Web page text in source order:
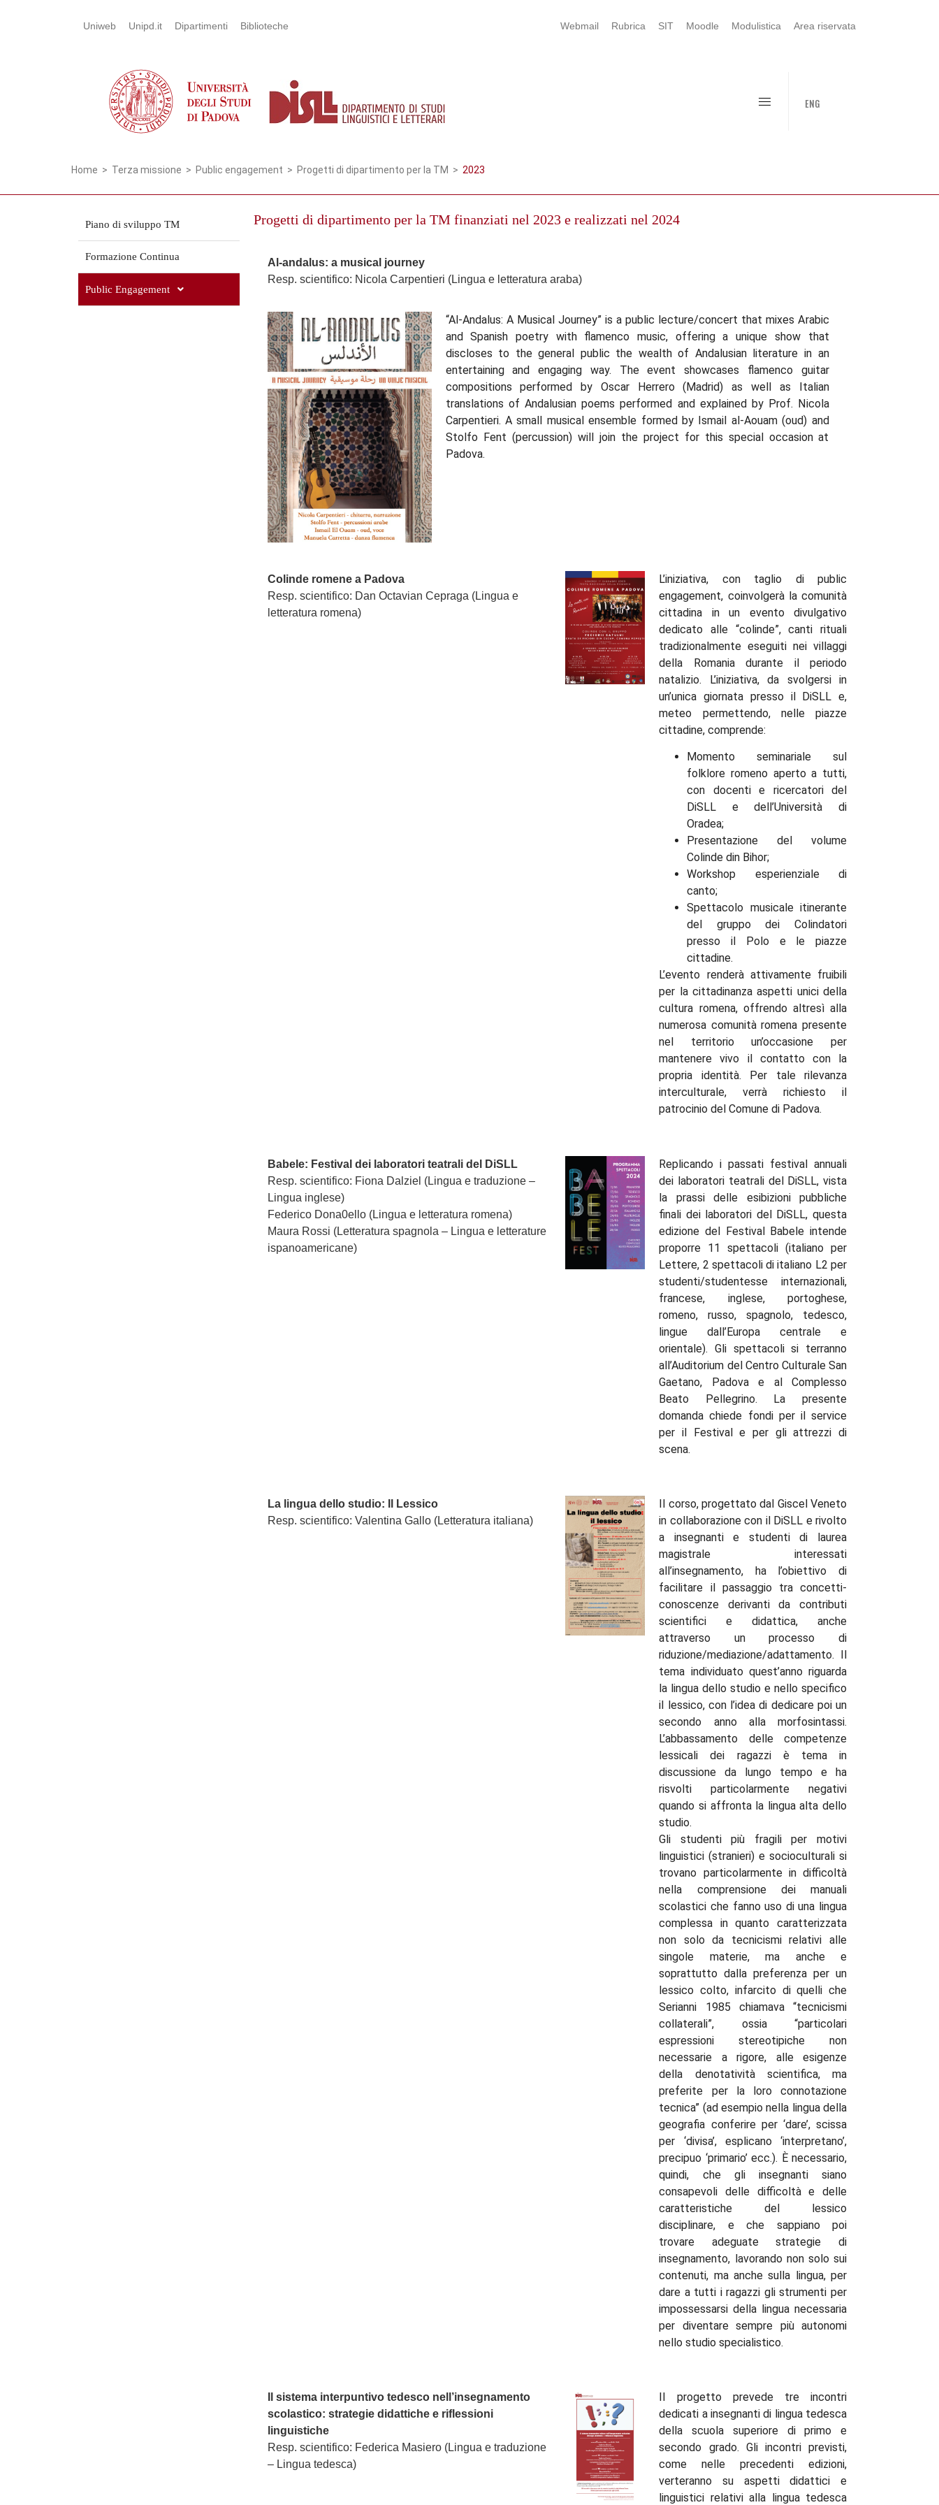
Uniweb Unipd.it Dipartimenti Biblioteche Webmail Rubrica SIT Moodle Modulistica Area riservata
ENG
Home > Terza missione > Public engagement > Progetti di dipartimento per la TM > 2023
Piano di sviluppo TM
Formazione Continua
Public Engagement
Progetti di dipartimento per la TM finanziati nel 2023 e realizzati nel 2024
Al-andalus: a musical journey
Resp. scientifico: Nicola Carpentieri (Lingua e letteratura araba)
“Al-Andalus: A Musical Journey” is a public lecture/concert that mixes Arabic
and Spanish poetry with flamenco music, offering a unique show that
discloses to the general public the wealth of Andalusian literature in an
entertaining and engaging way. The event showcases flamenco guitar
compositions performed by Oscar Herrero (Madrid) as well as Italian
translations of Andalusian poems performed and explained by Prof. Nicola
Carpentieri. A small musical ensemble formed by Ismail al-Aouam (oud) and
Stolfo Fent (percussion) will join the project for this special occasion at
Padova.
Colinde romene a Padova
Resp. scientifico: Dan Octavian Cepraga (Lingua e
letteratura romena)
L’iniziativa, con taglio di public
engagement, coinvolgerà la comunità
cittadina in un evento divulgativo
dedicato alle “colinde”, canti rituali
tradizionalmente eseguiti nei villaggi
della Romania durante il periodo
natalizio. L’iniziativa, da svolgersi in
un’unica giornata presso il DiSLL e,
meteo permettendo, nelle piazze
cittadine, comprende:
Momento seminariale sul
folklore romeno aperto a tutti,
con docenti e ricercatori del
DiSLL e dell’Università di
Oradea;
Presentazione del volume
Colinde din Bihor;
Workshop esperienziale di
canto;
Spettacolo musicale itinerante
del gruppo dei Colindatori
presso il Polo e le piazze
cittadine.
L’evento renderà attivamente fruibili
per la cittadinanza aspetti unici della
cultura romena, offrendo altresì alla
numerosa comunità romena presente
nel territorio un’occasione per
mantenere vivo il contatto con la
propria identità. Per tale rilevanza
interculturale, verrà richiesto il
patrocinio del Comune di Padova.
Babele: Festival dei laboratori teatrali del DiSLL
Resp. scientifico: Fiona Dalziel (Lingua e traduzione –
Lingua inglese)
Federico Dona0ello (Lingua e letteratura romena)
Maura Rossi (Letteratura spagnola – Lingua e letterature
ispanoamericane)
Replicando i passati festival annuali
dei laboratori teatrali del DiSLL, vista
la prassi delle esibizioni pubbliche
finali dei laboratori del DiSLL, questa
edizione del Festival Babele intende
proporre 11 spettacoli (italiano per
Lettere, 2 spettacoli di italiano L2 per
studenti/studentesse internazionali,
francese, inglese, portoghese,
romeno, russo, spagnolo, tedesco,
lingue dall’Europa centrale e
orientale). Gli spettacoli si terranno
all’Auditorium del Centro Culturale San
Gaetano, Padova e al Complesso
Beato Pellegrino. La presente
domanda chiede fondi per il service
per il Festival e per gli attrezzi di
scena.
La lingua dello studio: Il Lessico
Resp. scientifico: Valentina Gallo (Letteratura italiana)
Il corso, progettato dal Giscel Veneto
in collaborazione con il DiSLL e rivolto
a insegnanti e studenti di laurea
magistrale interessati
all’insegnamento, ha l’obiettivo di
facilitare il passaggio tra concetti-
conoscenze derivanti da contributi
scientifici e didattica, anche
attraverso un processo di
riduzione/mediazione/adattamento. Il
tema individuato quest’anno riguarda
la lingua dello studio e nello specifico
il lessico, con l’idea di dedicare poi un
secondo anno alla morfosintassi.
L’abbassamento delle competenze
lessicali dei ragazzi è tema in
discussione da lungo tempo e ha
risvolti particolarmente negativi
quando si affronta la lingua alta dello
studio.
Gli studenti più fragili per motivi
linguistici (stranieri) e socioculturali si
trovano particolarmente in difficoltà
nella comprensione dei manuali
scolastici che fanno uso di una lingua
complessa in quanto caratterizzata
non solo da tecnicismi relativi alle
singole materie, ma anche e
soprattutto dalla preferenza per un
lessico colto, infarcito di quelli che
Serianni 1985 chiamava “tecnicismi
collaterali”, ossia “particolari
espressioni stereotipiche non
necessarie a rigore, alle esigenze
della denotatività scientifica, ma
preferite per la loro connotazione
tecnica” (ad esempio nella lingua della
geografia conferire per ‘dare’, scissa
per ‘divisa’, esplicano ‘interpretano’,
precipuo ‘primario’ ecc.). È necessario,
quindi, che gli insegnanti siano
consapevoli delle difficoltà e delle
caratteristiche del lessico
disciplinare, e che sappiano poi
trovare adeguate strategie di
insegnamento, lavorando non solo sui
contenuti, ma anche sulla lingua, per
dare a tutti i ragazzi gli strumenti per
impossessarsi della lingua necessaria
per diventare sempre più autonomi
nello studio specialistico.
Il sistema interpuntivo tedesco nell’insegnamento
scolastico: strategie didattiche e riflessioni
linguistiche
Resp. scientifico: Federica Masiero (Lingua e traduzione
– Lingua tedesca)
Il progetto prevede tre incontri
dedicati a insegnanti di lingua tedesca
della scuola superiore di primo e
secondo grado. Gli incontri previsti,
come nelle precedenti edizioni,
verteranno su aspetti didattici e
linguistici relativi alla lingua tedesca